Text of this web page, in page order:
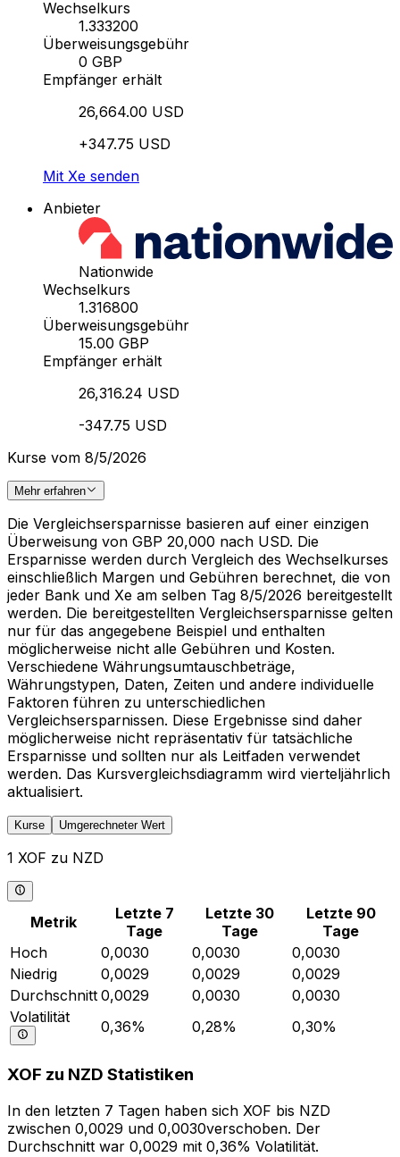
Wechselkurs
1.333200
Überweisungsgebühr
0 GBP
Empfänger erhält
26,664.00 USD
+347.75 USD
Mit Xe senden
Anbieter
Nationwide
Wechselkurs
1.316800
Überweisungsgebühr
15.00 GBP
Empfänger erhält
26,316.24 USD
-347.75 USD
Kurse vom 8/5/2026
Mehr erfahren
Die Vergleichsersparnisse basieren auf einer einzigen
Überweisung von GBP 20,000 nach USD. Die
Ersparnisse werden durch Vergleich des Wechselkurses
einschließlich Margen und Gebühren berechnet, die von
jeder Bank und Xe am selben Tag 8/5/2026 bereitgestellt
werden. Die bereitgestellten Vergleichsersparnisse gelten
nur für das angegebene Beispiel und enthalten
möglicherweise nicht alle Gebühren und Kosten.
Verschiedene Währungsumtauschbeträge,
Währungstypen, Daten, Zeiten und andere individuelle
Faktoren führen zu unterschiedlichen
Vergleichsersparnissen. Diese Ergebnisse sind daher
möglicherweise nicht repräsentativ für tatsächliche
Ersparnisse und sollten nur als Leitfaden verwendet
werden. Das Kursvergleichsdiagramm wird vierteljährlich
aktualisiert.
Kurse Umgerechneter Wert
1 XOF zu NZD
Metrik
Letzte 7
Tage
Letzte 30
Tage
Letzte 90
Tage
Hoch
0,0030 0,0030
0,0030
Niedrig
0,0029 0,0029
0,0029
Durchschnitt 0,0029 0,0030
0,0030
Volatilität
0,36% 0,28% 0,30%
XOF zu NZD Statistiken
In den letzten 7 Tagen haben sich XOF bis NZD
zwischen 0,0029 und 0,0030verschoben. Der
Durchschnitt war 0,0029 mit 0,36% Volatilität.